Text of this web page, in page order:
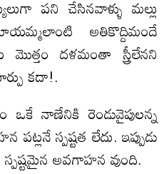
పని చేసినవాళ్ళు మల్లు
అతికొద్దిమందే
దళమంతా స్త్రీలేనని
కదా!.
ఒకే నాణేనికి రెండువైపులన్న
స్పష్టత లేదు. ఇప్పుడు
అవగాహన వుంది.